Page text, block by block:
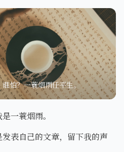
怕？一蓑烟雨任平生。
一蓑烟雨。
表自己的文章，留下我的声